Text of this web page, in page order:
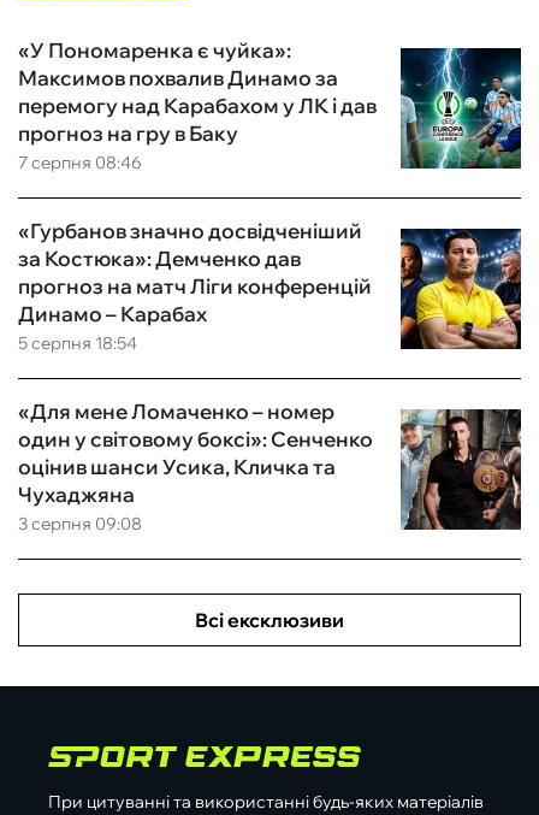
7 серпня 08:46
«У Пономаренка є чуйка»:
Максимов похвалив Динамо за
перемогу над Карабахом у ЛК і дав
прогноз на гру в Баку
5 серпня 18:54
«Гурбанов значно досвідченіший
за Костюка»: Демченко дав
прогноз на матч Ліги конференцій
Динамо – Карабах
3 серпня 09:08
«Для мене Ломаченко – номер
один у світовому боксі»: Сенченко
оцінив шанси Усика, Кличка та
Чухаджяна
Всі ексклюзиви
При цитуванні та використанні будь-яких матеріалів